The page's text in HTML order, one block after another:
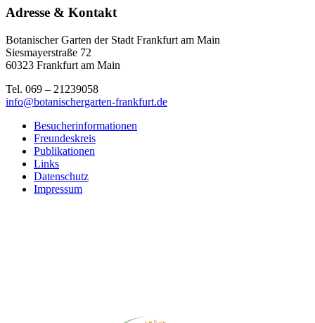
Adresse & Kontakt
Botanischer Garten der Stadt Frankfurt am Main
Siesmayerstraße 72
60323 Frankfurt am Main
Tel. 069 – 21239058
info@botanischergarten-frankfurt.de
Besucherinformationen
Freundeskreis
Publikationen
Links
Datenschutz
Impressum